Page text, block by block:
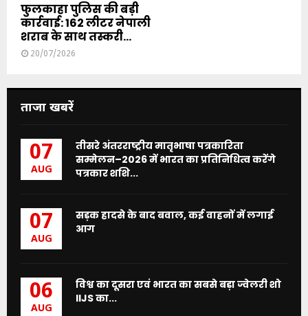
फुलकाहा पुलिस की बड़ी
कार्रवाई: 162 लीटर नेपाली
शराब के साथ तस्करी...
20/07/2026
ताजा खबरें
07
AUG
तीसरे अंतरराष्ट्रीय मातृभाषा पत्रकारिता
सम्मेलन–2026 में भारत का प्रतिनिधित्व करेंगे
पत्रकार शशि...
07
AUG
सड़क हादसे के बाद बवाल, कई वाहनों में लगाई
आग
06
AUG
विश्व का दूसरा एवं भारत का सबसे बड़ा ज्वेलरी शो
IIJS का...